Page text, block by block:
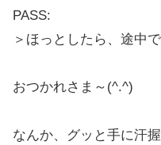
PASS:
＞ほっとしたら、途中
おつかれさま～(^.^)
なんか、グッと手に汗